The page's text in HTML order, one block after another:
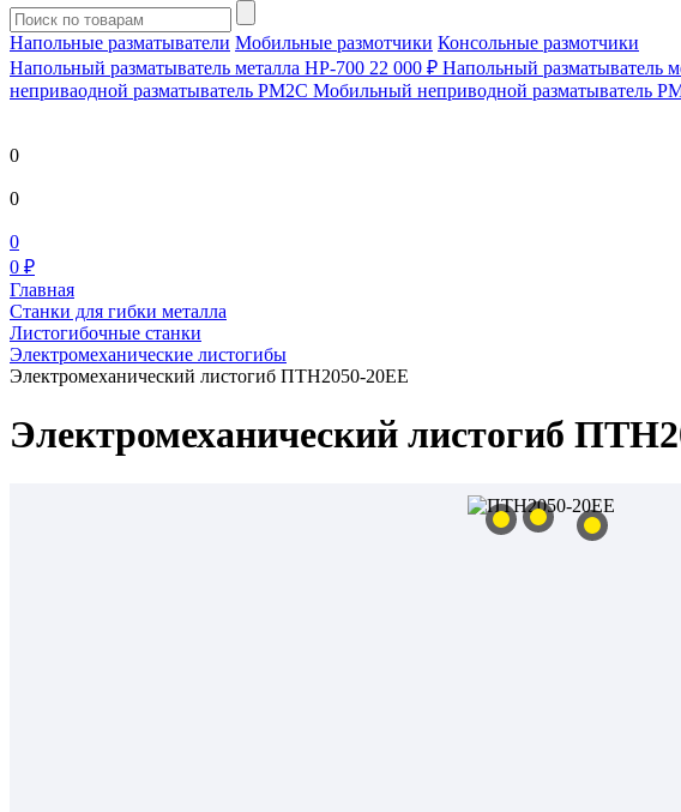
Напольные разматыватели Мобильные размотчики Консольные размотчики
Напольный разматыватель металла HP-700 22 000 ₽ Напольный разматыватель
непривaодной разматыватель РМ2С Мобильный неприводной разматыватель
0
0
0
0 ₽
Главная
Станки для гибки металла
Листогибочные станки
Электромеханические листогибы
Электромеханический листогиб ПТН2050-20ЕЕ
Электромеханический листогиб